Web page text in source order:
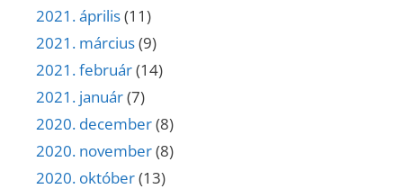
2021. április(11)
2021. március(9)
2021. február(14)
2021. január(7)
2020. december(8)
2020. november(8)
2020. október(13)